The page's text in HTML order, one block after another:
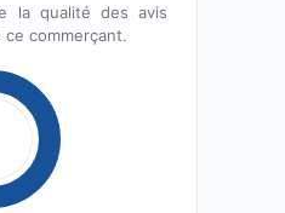
la qualité des avis
commerçant.